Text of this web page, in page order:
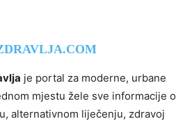
je portal za moderne, urbane
mjestu žele sve informacije o
alternativnom liječenju, zdravoj